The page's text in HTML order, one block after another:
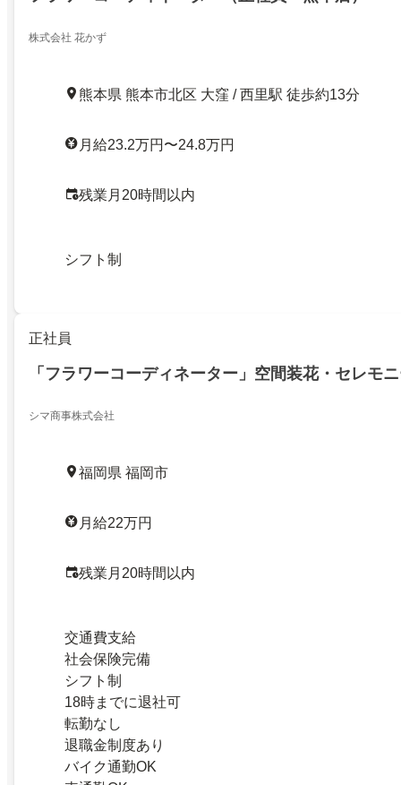
株式会社 花かず
熊本県 熊本市北区 大窪 / 西里駅 徒歩約13分
月給23.2万円〜24.8万円
残業月20時間以内
シフト制
正社員
「フラワーコーディネーター」空間装花・セレモ
シマ商事株式会社
福岡県 福岡市
月給22万円
残業月20時間以内
交通費支給
社会保険完備
シフト制
18時までに退社可
転勤なし
退職金制度あり
バイク通勤OK